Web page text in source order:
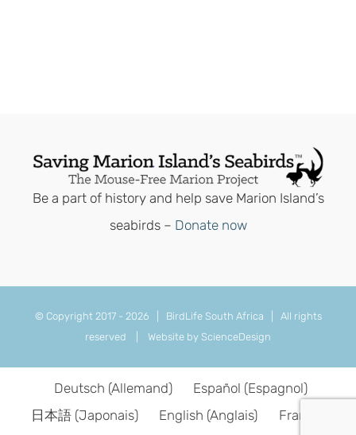
Be a part of history and help save Marion Island’s
seabirds – Donate now
© Copyright 2017 - 2026 | BirdLife South Africa | All rights
reserved |
Website by ScienceDesign
Deutsch (Allemand) Español (Espagnol)
日本語(Japonais) English (Anglais) Français